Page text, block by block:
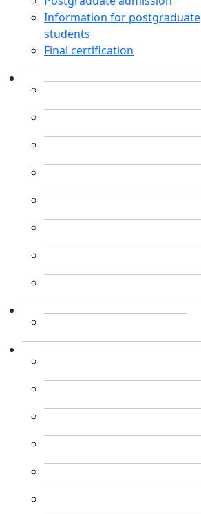
Information for postgraduate
students
Final certification